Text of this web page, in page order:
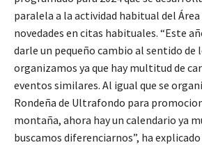
paralela a la actividad habitual del
novedades en citas habituales. “Este
darle un pequeño cambio al sentido de
organizamos ya que hay multitud de
eventos similares. Al igual que se
Rondeña de Ultrafondo para
montaña, ahora hay un calendario ya
buscamos diferenciarnos”, ha explicado